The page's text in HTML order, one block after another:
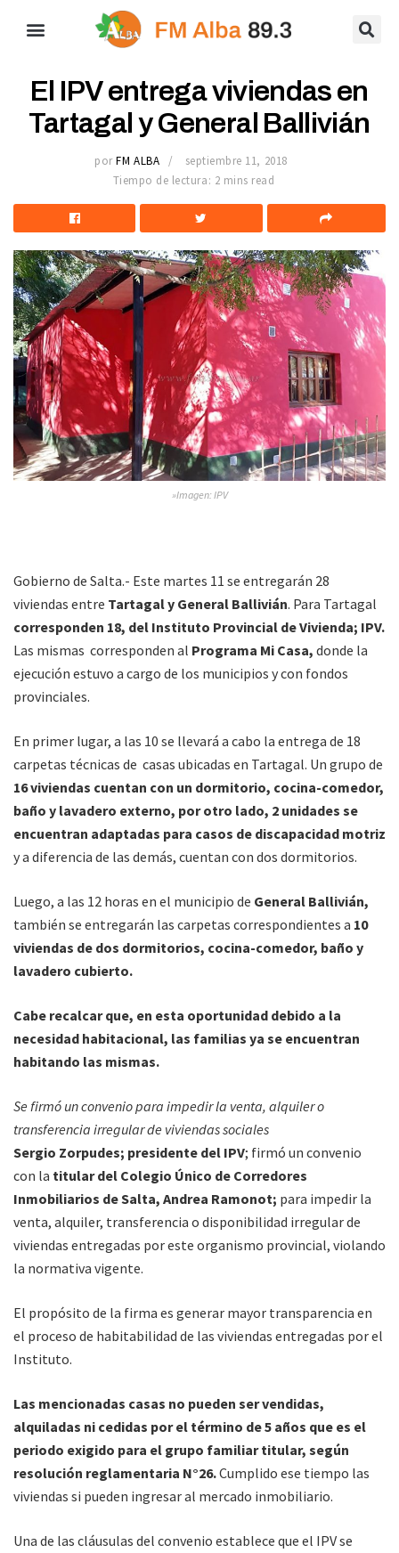
El IPV entrega viviendas en
Tartagal y General Ballivián
por FM ALBA
septiembre 11, 2018
Tiempo de lectura: 2 mins read
»Imagen: IPV
Gobierno de Salta.- Este martes 11 se entregarán 28
viviendas entre Tartagal y General Ballivián. Para Tartagal
corresponden 18, del Instituto Provincial de Vivienda; IPV.
Las mismas corresponden al Programa Mi Casa, donde la
ejecución estuvo a cargo de los municipios y con fondos
provinciales.
En primer lugar, a las 10 se llevará a cabo la entrega de 18
carpetas técnicas de casas ubicadas en Tartagal. Un grupo de
16 viviendas cuentan con un dormitorio, cocina-comedor,
baño y lavadero externo, por otro lado, 2 unidades se
encuentran adaptadas para casos de discapacidad motriz
y a diferencia de las demás, cuentan con dos dormitorios.
Luego, a las 12 horas en el municipio de General Ballivián,
también se entregarán las carpetas correspondientes a 10
viviendas de dos dormitorios, cocina-comedor, baño y
lavadero cubierto.
Cabe recalcar que, en esta oportunidad debido a la
necesidad habitacional, las familias ya se encuentran
habitando las mismas.
Se firmó un convenio para impedir la venta, alquiler o
transferencia irregular de viviendas sociales
Sergio Zorpudes; presidente del IPV; firmó un convenio
con la titular del Colegio Único de Corredores
Inmobiliarios de Salta, Andrea Ramonot; para impedir la
venta, alquiler, transferencia o disponibilidad irregular de
viviendas entregadas por este organismo provincial, violando
la normativa vigente.
El propósito de la firma es generar mayor transparencia en
el proceso de habitabilidad de las viviendas entregadas por el
Instituto.
Las mencionadas casas no pueden ser vendidas,
alquiladas ni cedidas por el término de 5 años que es el
periodo exigido para el grupo familiar titular, según
resolución reglamentaria N°26.Cumplido ese tiempo las
viviendas si pueden ingresar al mercado inmobiliario.
Una de las cláusulas del convenio establece que el IPV se